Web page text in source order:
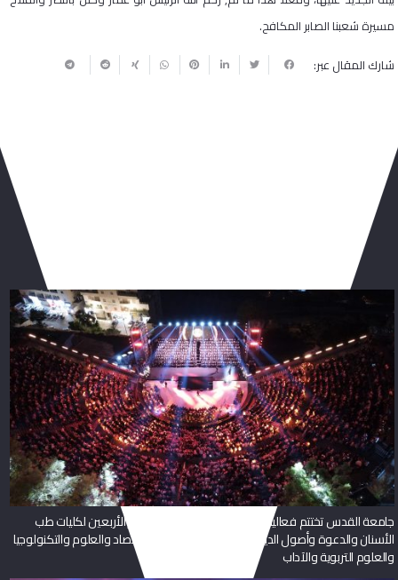
مسيرة شعبنا الصابر المكافح.
شارك المقال عبر:
جامعة القدس تختتم فعاليات حفل تخريج الفوج الخامس والأربعين لكليات طب
الأسنان والدعوة وأصول الدين والحقوق والأعمال والاقتصاد والعلوم والتكنولوجيا
والعلوم التربوية والآداب